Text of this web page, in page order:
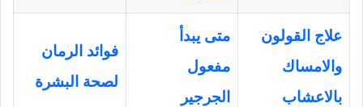
علاج القولون
والامساك
بالاعشاب
متى يبدأ
مفعول
الجرجير
فوائد الرمان
لصحة البشرة